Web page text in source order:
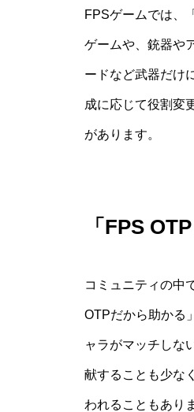
FPSゲームでは、
ゲームや、銃器や
ードなど武器だけ
成に応じて役割変
があります。
「FPS
コミュニティの中
OTPだから助かる
ャラがマッチしな
献することも少な
われることもあり